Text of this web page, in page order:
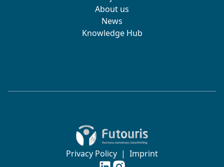
About us
News
Knowledge Hub
Zur Startseite von Futouris e.V.
Privacy Policy | Imprint